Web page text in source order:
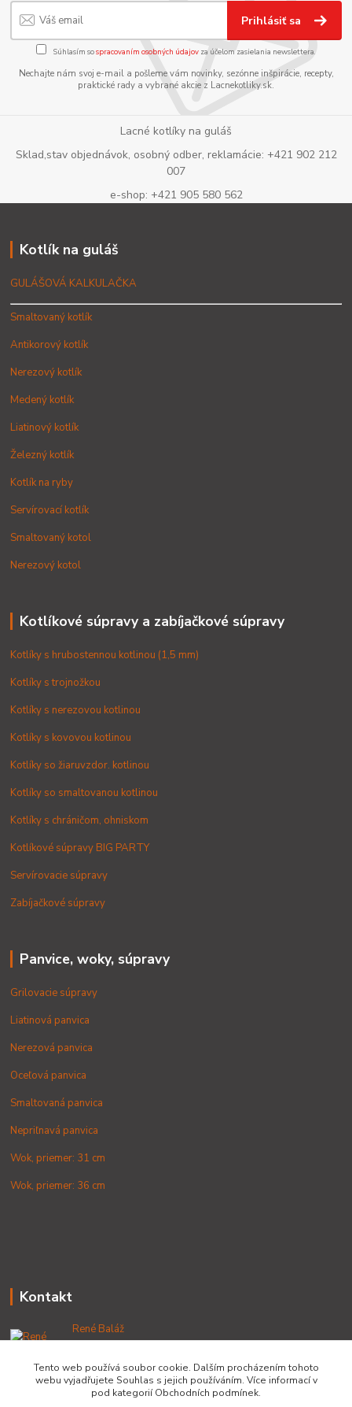
Prihlásiť sa
Súhlasím sospracovaním osobných údajov za účelom zasielania newslettera.
Nechajte nám svoj e-mail a pošleme vám novinky, sezónne inšpirácie, recepty,
praktické rady a vybrané akcie z Lacnekotliky.sk.
Lacné kotlíky na guláš
Sklad,stav objednávok, osobný odber, reklamácie: +421 902 212
007
e-shop: +421 905 580 562
Kotlík na guláš
GULÁŠOVÁ KALKULAČKA
Smaltovaný kotlík
Antikorový kotlík
Nerezový kotlík
Medený kotlík
Liatinový kotlík
Železný kotlík
Kotlík na ryby
Servírovací kotlík
Smaltovaný kotol
Nerezový kotol
Kotlíkové súpravy a zabíjačkové súpravy
Kotlíky s hrubostennou kotlinou (1,5 mm)
Kotlíky s trojnožkou
Kotlíky s nerezovou kotlinou
Kotlíky s kovovou kotlinou
Kotlíky so žiaruvzdor. kotlinou
Kotlíky so smaltovanou kotlinou
Kotlíky s chráničom, ohniskom
Kotlíkové súpravy BIG PARTY
Servírovacie súpravy
Zabíjačkové súpravy
Panvice, woky, súpravy
Grilovacie súpravy
Liatinová panvica
Nerezová panvica
Oceľová panvica
Smaltovaná panvica
Nepriľnavá panvica
Wok, priemer: 31 cm
Wok, priemer: 36 cm
Kontakt
René Baláž
+421 902 212 007
od 8:00 - do 16:00 hod
info@lacnekotliky.sk
Tento web používá soubor cookie. Dalším procházením tohoto
webu vyjadřujete Souhlas s jejich používáním. Více informací v
pod kategorií Obchodních podmínek.